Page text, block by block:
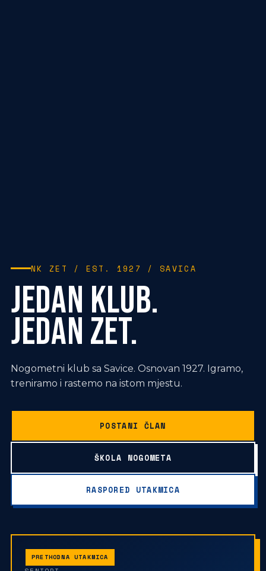
NK ZET / EST. 1927 / SAVICA
JEDAN KLUB.
JEDAN ZET.
Nogometni klub sa Savice. Osnovan 1927. Igramo,
treniramo i rastemo na istom mjestu.
POSTANI ČLAN
ŠKOLA NOGOMETA
RASPORED UTAKMICA
PRETHODNA UTAKMICA